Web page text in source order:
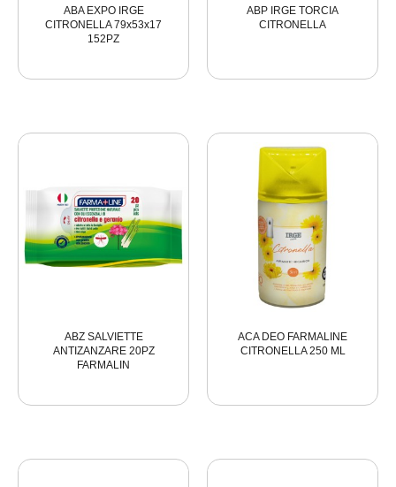
ABA EXPO IRGE
CITRONELLA 79x53x17
152PZ
ABP IRGE TORCIA
CITRONELLA
ABZ SALVIETTE
ANTIZANZARE 20PZ
FARMALIN
ACA DEO FARMALINE
CITRONELLA 250 ML